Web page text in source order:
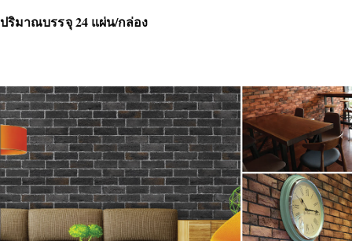
ปริมาณบรรจุ 24 แผ่น/กล่อง